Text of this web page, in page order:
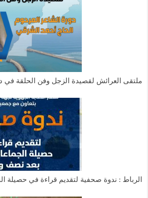
ملتقى العرائش لقصيدة الزجل وفن الحلقة في
الرباط : ندوة صحفية لتقديم قراءة في حصيلة